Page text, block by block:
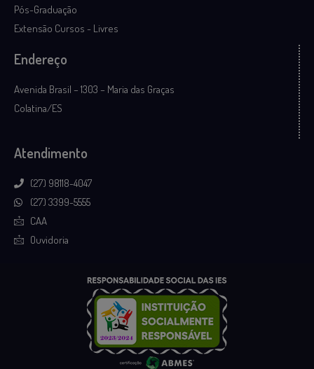
Pós-Graduação
Extensão Cursos - Livres
Endereço
Avenida Brasil – 1303 – Maria das Graças
Colatina/ES
Atendimento
(27) 98118-4047
(27) 3399-5555
CAA
Ouvidoria